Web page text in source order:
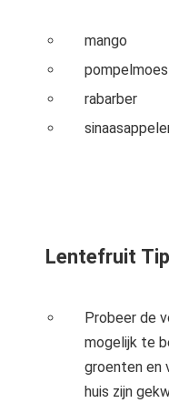
mango
pompelmoes
rabarber
Lentefruit
Probeer de
mogelijk te
groenten en
huis zijn